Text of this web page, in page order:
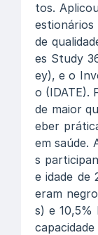
tos.
de
es Study
ey), e o
o (IDATE).
de maior
eber
em saúde.
s
e idade de
eram
s) e 10,5%